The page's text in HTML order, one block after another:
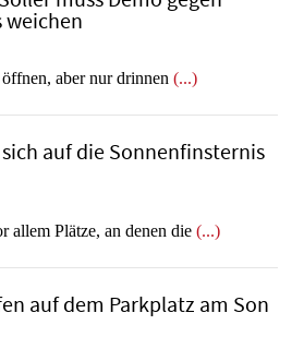
weichen
aber nur drinnen (...)
auf die Sonnenfinsternis
allem Plätze, an denen die (...)
auf dem Parkplatz am Son